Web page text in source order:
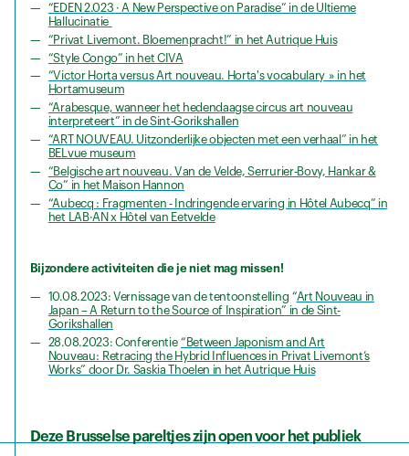
“EDEN 2.023 · A New Perspective on Paradise” in de Ultieme
Hallucinatie
“Privat Livemont. Bloemenpracht!” in het Autrique Huis
“Style Congo” in het CIVA
“Victor Horta versus Art nouveau. Horta's vocabulary » in het
Hortamuseum
“Arabesque, wanneer het hedendaagse circus art nouveau
interpreteert” in de Sint-Gorikshallen
“ART NOUVEAU. Uitzonderlijke objecten met een verhaal” in het
BELvue museum
“Belgische art nouveau. Van de Velde, Serrurier-Bovy, Hankar &
Co” in het Maison Hannon
“Aubecq : Fragmenten - Indringende ervaring in Hôtel Aubecq” in
het LAB·AN x Hôtel van Eetvelde
Bijzondere activiteiten die je niet mag missen!
10.08.2023: Vernissage van de tentoonstelling “Art Nouveau in
Japan – A Return to the Source of Inspiration” in de Sint-
Gorikshallen
28.08.2023: Conferentie“Between Japonism and Art
Nouveau: Retracing the Hybrid Influences in Privat Livemont’s
Works” door Dr. Saskia Thoelen in het Autrique Huis
Deze Brusselse pareltjes zijn open voor het publiek